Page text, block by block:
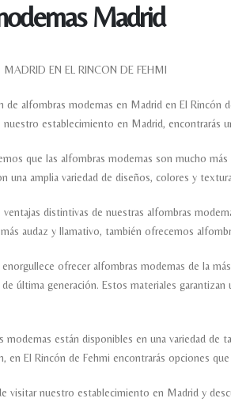
Madrid
EN EL RINCON DE FEHMI
de alfombras modernas en Madrid en El
nuestro establecimiento en Madrid, encontrarás
que las alfombras modernas son mucho
una amplia variedad de diseños, colores y
ventajas distintivas de nuestras alfombras
audaz y llamativo, también ofrecemos
ofrecer alfombras modernas de la
de última generación. Estos materiales
modernas están disponibles en una variedad de
en El Rincón de Fehmi encontrarás opciones
visitar nuestro establecimiento en Madrid y